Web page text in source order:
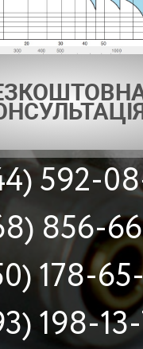
592-
856-
178-
198-